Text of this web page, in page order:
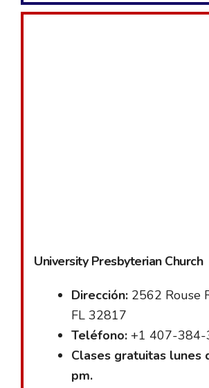
University Presbyterian Church
Dirección: 2562 Rouse
FL 32817
Teléfono: +1 407-384-
Clases gratuitas lunes
pm.